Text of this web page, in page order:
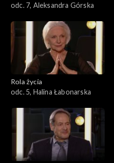
odc. 7, Aleksandra Górska
Rola życia
odc. 5, Halina Łabonarska